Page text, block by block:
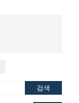
검색